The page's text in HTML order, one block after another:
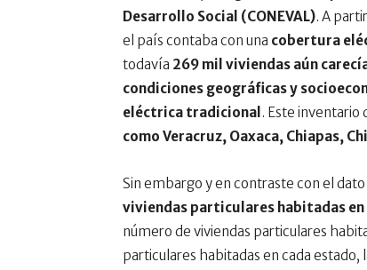
Desarrollo Social (CONEVAL). A
el país contaba con una cobertura
todavía 269 mil viviendas aún
condiciones geográficas y
eléctrica tradicional . Este
como Veracruz, Oaxaca, Chiapas,
Sin embargo y en contraste con el dato
viviendas particulares habitadas
número de viviendas particulares
particulares habitadas en cada